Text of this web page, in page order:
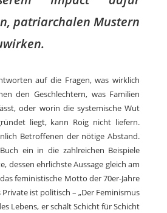
patriarchalen Mustern
auf die Fragen, was wirklich
den Geschlechtern, was Familien
oder worin die systemische Wut
liegt, kann Roig nicht liefern.
Betroffenen der nötige Abstand.
ein in die zahlreichen Beispiele
dessen ehrlichste Aussage gleich am
feministische Motto der 70er-Jahre
ist politisch – „Der Feminismus
Lebens, er schält Schicht für Schicht